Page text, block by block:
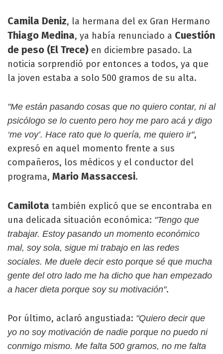
Camila Deniz, la hermana del ex Gran Hermano
Thiago Medina, ya había renunciado a Cuestión
de peso (El Trece) en diciembre pasado. La
noticia sorprendió por entonces a todos, ya que
la joven estaba a solo 500 gramos de su alta.
"Me están pasando cosas que no quiero contar, ni al
psicólogo se lo cuento pero hoy me paro acá y digo
‘me voy’. Hace rato que lo quería, me quiero ir",
expresó en aquel momento frente a sus
compañeros, los médicos y el conductor del
programa, Mario Massaccesi.
Camilota también explicó que se encontraba en
una delicada situación económica: "Tengo que
trabajar. Estoy pasando un momento económico
mal, soy sola, sigue mi trabajo en las redes
sociales. Me duele decir esto porque sé que mucha
gente del otro lado me ha dicho que han empezado
a hacer dieta porque soy su motivación".
Por último, aclaró angustiada: "Quiero decir que
yo no soy motivación de nadie porque no puedo ni
conmigo mismo. Me falta 500 gramos, no me falta